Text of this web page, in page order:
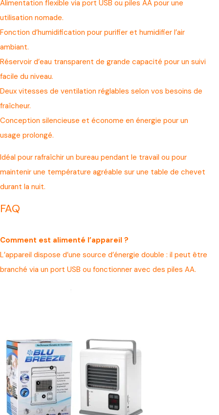
Alimentation flexible via port USB ou piles AA pour une
utilisation nomade.
Fonction d’humidification pour purifier et humidifier l’air
ambiant.
Réservoir d’eau transparent de grande capacité pour un suivi
facile du niveau.
Deux vitesses de ventilation réglables selon vos besoins de
fraîcheur.
Conception silencieuse et économe en énergie pour un
usage prolongé.
Idéal pour rafraîchir un bureau pendant le travail ou pour
maintenir une température agréable sur une table de chevet
durant la nuit.
FAQ
Comment est alimenté l’appareil ?
L’appareil dispose d’une source d’énergie double : il peut être
branché via un port USB ou fonctionner avec des piles AA.